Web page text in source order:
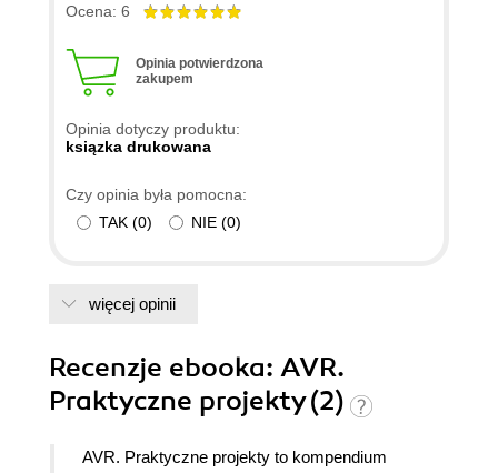
Ocena: 6
Opinia potwierdzona
zakupem
Opinia dotyczy produktu:
ksiązka drukowana
Czy opinia była pomocna:
TAK (0) NIE (0)
więcej opinii
Recenzje ebooka: AVR.
Praktyczne projekty (2)
AVR. Praktyczne projekty to kompendium